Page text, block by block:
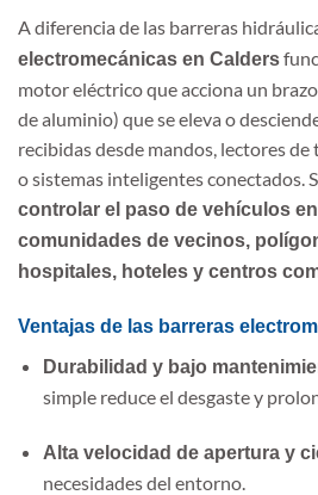
A diferencia de las barreras
electromecánicas en Calders
motor eléctrico que acciona un
de aluminio) que se eleva o
recibidas desde mandos, lectores
o sistemas inteligentes conectados.
controlar el paso de vehículos
comunidades de vecinos,
hospitales, hoteles y centros
Ventajas de las barreras
Durabilidad y bajo
simple reduce el desgaste y
Alta velocidad de apertura y
necesidades del entorno.